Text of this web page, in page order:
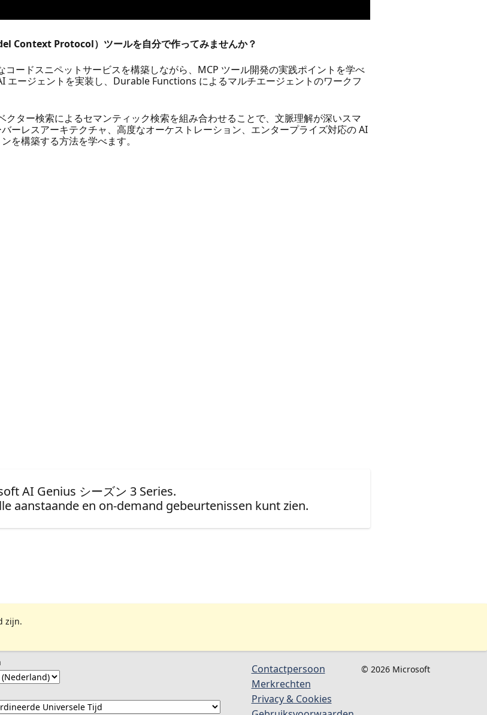
Context Protocol）ツールを自分で作ってみませんか？​
ードスニペットサービスを構築しながら、MCP ツール開発の実践ポイントを学べ
ージェントを実装し、Durable Functions によるマルチエージェントのワークフ
ター検索によるセマンティック検索を組み合わせることで、文脈理解が深いスマ
ーレスアーキテクチャ、高度なオーケストレーション、エンタープライズ対応の AI
を構築する方法を学べます。​
AI Genius シーズン 3 Series.
aanstaande en on-demand gebeurtenissen kunt zien.
zijn.
Contactpersoon
Merkrechten
Privacy & Cookies
© 2026 Microsoft